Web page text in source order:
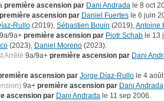
première ascension par Dani Andrada le 8 oct
première ascension par Daniel Fuertes le 6 juin
Rullo (2019), Sébastien Bouin (2019),Antoine
9a/9a+ première ascension par Piotr Schab le 13
(2023), Daniel Moreno (2023).
Arrêté 9a/9a+ première ascension par Dani
ascension par Jorge Díaz-Rullo le 4
9a+ première ascension par Dani Andrada
ascension par Dani Andrada le 11 sep 2006.